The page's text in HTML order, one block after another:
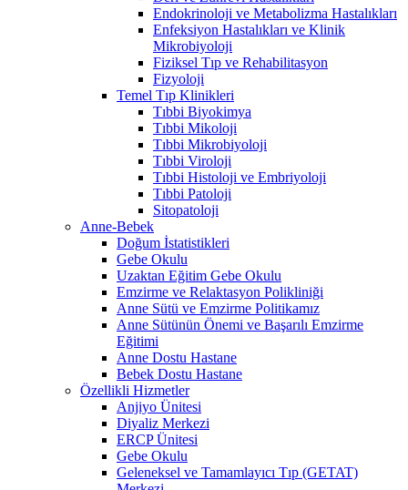
Endokrinoloji ve Metabolizma Hastalıkları
Enfeksiyon Hastalıkları ve Klinik
Mikrobiyoloji
Fiziksel Tıp ve Rehabilitasyon
Fizyoloji
Temel Tıp Klinikleri
Tıbbi Biyokimya
Tıbbi Mikoloji
Tıbbi Mikrobiyoloji
Tıbbi Viroloji
Tıbbi Histoloji ve Embriyoloji
Tıbbi Patoloji
Sitopatoloji
Anne-Bebek
Doğum İstatistikleri
Gebe Okulu
Uzaktan Eğitim Gebe Okulu
Emzirme ve Relaktasyon Polikliniği
Anne Sütü ve Emzirme Politikamız
Anne Sütünün Önemi ve Başarılı Emzirme
Eğitimi
Anne Dostu Hastane
Bebek Dostu Hastane
Özellikli Hizmetler
Anjiyo Ünitesi
Diyaliz Merkezi
ERCP Ünitesi
Gebe Okulu
Geleneksel ve Tamamlayıcı Tıp (GETAT)